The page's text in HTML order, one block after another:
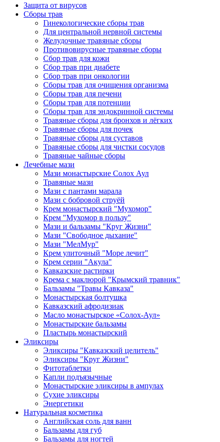
Защита от вирусов
Сборы трав
Гинекологические сборы трав
Для центральной нервной системы
Желудочные травяные сборы
Противовирусные травяные сборы
Сбор трав для кожи
Сбор трав при диабете
Сбор трав при онкологии
Сборы трав для очищения организма
Сборы трав для печени
Сборы трав для потенции
Сборы трав для эндокринной системы
Травяные сборы для бронхов и лёгких
Травяные сборы для почек
Травяные сборы для суставов
Травяные сборы для чистки сосудов
Травяные чайные сборы
Лечебные мази
Мази монастырские Солох Аул
Травяные мази
Мази с пантами марала
Мази с бобровой струёй
Крем монастырский "Мухомор"
Крем "Мухомор в пользу"
Мази и бальзамы "Круг Жизни"
Мази "Свободное дыхание"
Мази "МелМур"
Крем улиточный "Море лечит"
Крем серии "Акула"
Кавказские растирки
Крема с маклюрой "Крымский травник"
Бальзамы "Травы Кавказа"
Монастырская болтушка
Кавказский афродизиак
Масло монастырское «Солох-Аул»
Монастырские бальзамы
Пластырь монастырский
Эликсиры
Эликсиры "Кавказский целитель"
Эликсиры "Круг Жизни"
Фитотаблетки
Капли подъязычные
Монастырские эликсиры в ампулах
Сухие эликсиры
Энергетики
Натуральная косметика
Английская соль для ванн
Бальзамы для губ
Бальзамы для ногтей